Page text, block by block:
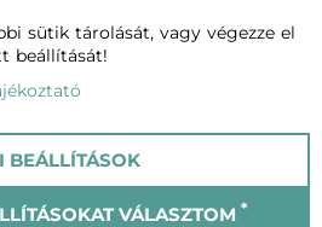
Vagheggiről
Szalonkereső
Blog
Kapcsolat
sütik tárolását, vagy végezze el
beállítását!
BEÁLLÍTÁSOK
VÁLASZTOM *